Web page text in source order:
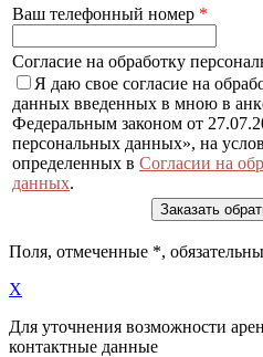
Ваш телефонный номер *
Согласие на обработку
Я даю свое согласие на
данных введенных в мною в
Федеральным законом от
персональных данных», на
определенных в Согласии на
данных.
Поля, отмеченные *,
X
Для уточнения возможности
контактные данные